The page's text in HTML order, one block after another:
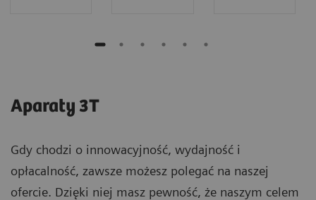
Aparaty 3T
Gdy chodzi o innowacyjność, wydajność i
opłacalność, zawsze możesz polegać na naszej
ofercie. Dzięki niej masz pewność, że naszym celem